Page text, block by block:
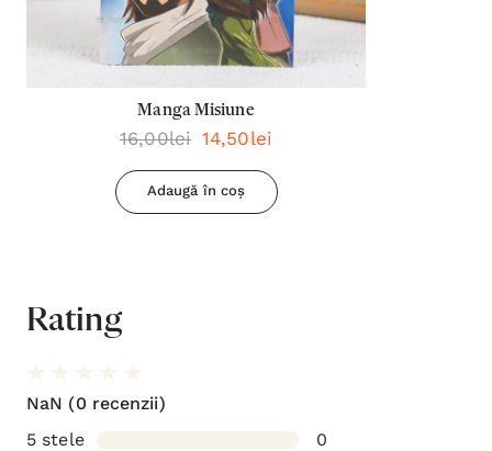
Manga Misiune
16,00lei 14,50lei
Adaugă în coș
Rating
NaN (0 recenzii)
5 stele
0